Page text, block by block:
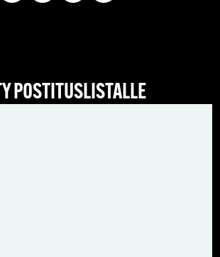
POSTITUSLISTALLE